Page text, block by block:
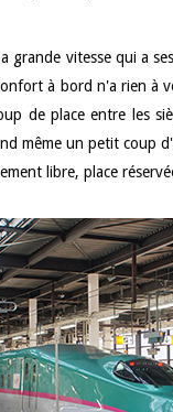
grande vitesse qui a
à bord n'a rien à
de place entre les
même un petit coup
libre, place